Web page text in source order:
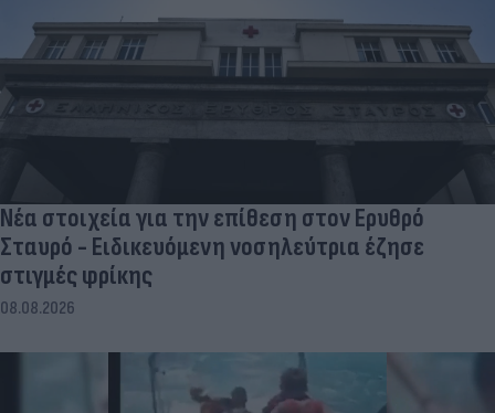
Νέα στοιχεία για την επίθεση στον Ερυθρό
Σταυρό - Ειδικευόμενη νοσηλεύτρια έζησε
στιγμές φρίκης
08.08.2026